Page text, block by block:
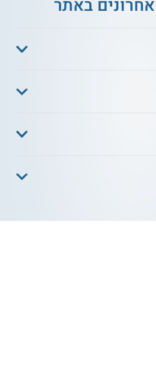
באתר